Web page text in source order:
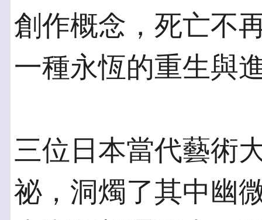
創作概念，死亡不
一種永恆的重生與
三位日本當代藝術
祕，洞燭了其中幽